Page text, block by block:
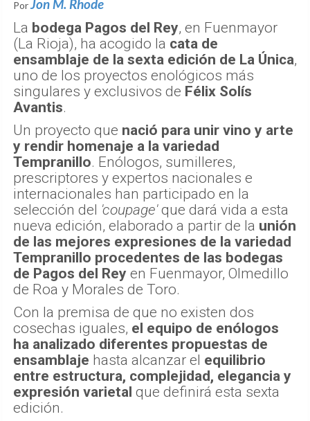
PorJon M. Rhode
La bodega Pagos del Rey, en Fuenmayor
(La Rioja), ha acogido la cata de
ensamblaje de la sexta edición de La Única,
uno de los proyectos enológicos más
singulares y exclusivos de Félix Solís
Avantis.
Un proyecto que nació para unir vino y arte
y rendir homenaje a la variedad
Tempranillo. Enólogos, sumilleres,
prescriptores y expertos nacionales e
internacionales han participado en la
selección del 'coupage'que dará vida a esta
nueva edición, elaborado a partir de la unión
de las mejores expresiones de la variedad
Tempranillo procedentes de las bodegas
de Pagos del Rey en Fuenmayor, Olmedillo
de Roa y Morales de Toro.
Con la premisa de que no existen dos
cosechas iguales, el equipo de enólogos
ha analizado diferentes propuestas de
ensamblaje hasta alcanzar el equilibrio
entre estructura, complejidad, elegancia y
expresión varietal que definirá esta sexta
edición.